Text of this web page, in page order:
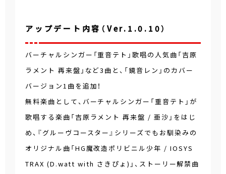
アップデート内容（Ver.1.0.10）
バーチャルシンガー「重音テト」歌唱の人気曲「吉原
ラメント 再来盤」など3曲と、「鏡音レン」のカバー
バージョン1曲を追加！
無料楽曲として、バーチャルシンガー「重音テト」が
歌唱する楽曲「吉原ラメント 再来盤 / 亜沙」をはじ
め、『グルーヴコースター』シリーズでもお馴染みの
オリジナル曲「HG魔改造ポリビニル少年 / IOSYS
TRAX (D.watt with さきぴょ)」、ストーリー解禁曲